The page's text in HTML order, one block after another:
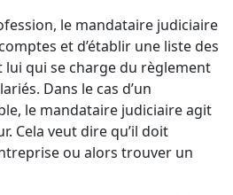
le mandataire judiciaire
et d’établir une liste des
lui qui se charge du règlement
Dans le cas d’un
le mandataire judiciaire agit
Cela veut dire qu’il doit
ou alors trouver un